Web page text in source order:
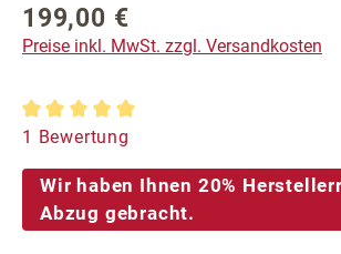
Regulärer Preis:
199,00 €
Preise inkl. MwSt. zzgl. Versandkosten
Durchschnittliche Bewertung von 5
1 Bewertung
Wir haben Ihnen 20%
Abzug gebracht.